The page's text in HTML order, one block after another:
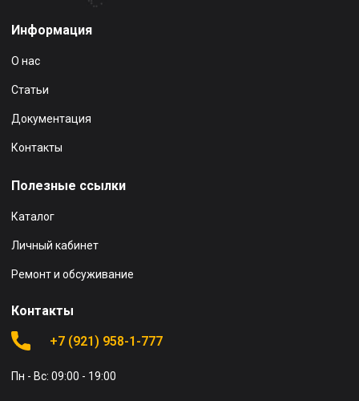
Информация
О нас
Статьи
Документация
Контакты
Полезные ссылки
Каталог
Личный кабинет
Ремонт и обсуживание
Контакты
+7 (921) 958-1-777
Пн - Вс: 09:00 - 19:00